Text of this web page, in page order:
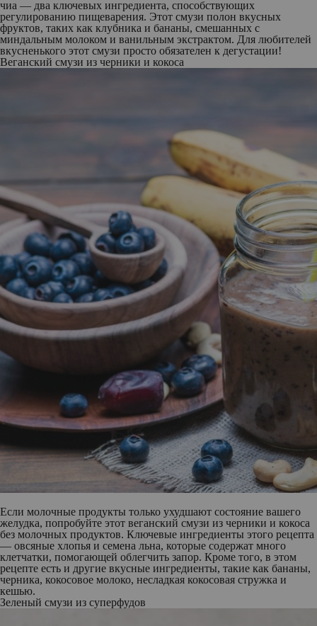
чиа — два ключевых ингредиента, способствующих
регулированию пищеварения. Этот смузи полон вкусных
фруктов, таких как клубника и бананы, смешанных с
миндальным молоком и ванильным экстрактом. Для любителей
вкусненького этот смузи просто обязателен к дегустации!
Веганский смузи из черники и кокоса
Если молочные продукты только ухудшают состояние вашего
желудка, попробуйте этот веганский смузи из черники и кокоса
без молочных продуктов. Ключевые ингредиенты этого рецепта
— овсяные хлопья и семена льна, которые содержат много
клетчатки, помогающей облегчить запор. Кроме того, в этом
рецепте есть и другие вкусные ингредиенты, такие как бананы,
черника, кокосовое молоко, несладкая кокосовая стружка и
кешью.
Зеленый смузи из суперфудов